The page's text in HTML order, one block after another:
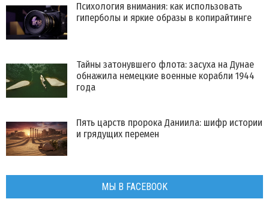
Психология внимания: как использовать
гиперболы и яркие образы в копирайтинге
Тайны затонувшего флота: засуха на Дунае
обнажила немецкие военные корабли 1944
года
Пять царств пророка Даниила: шифр истории
и грядущих перемен
МЫ В FACEBOOK